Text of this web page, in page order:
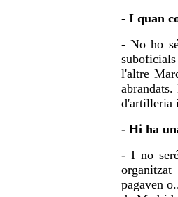
- I quan
- No ho
l'altre
d'artilleria
- Hi ha
- I no
pagaven